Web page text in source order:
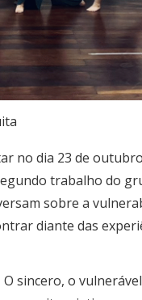
no dia 23 de
trabalho do
sobre a
diante das
sincero, o